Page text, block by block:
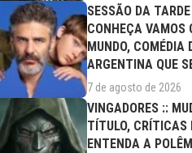
SESSÃO DA
CONHEÇA VAMOS
MUNDO, COMÉDIA
ARGENTINA QUE
NESTA SEXTA (07/
7 de agosto de 2026
VINGADORES ::
TÍTULO, CRÍTICAS
ENTENDA A